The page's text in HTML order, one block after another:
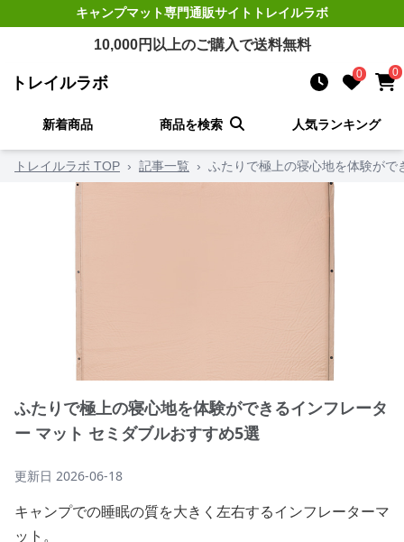
キャンプマット専門通販サイト トレイルラボ
10,000円以上のご購入で送料無料
トレイルラボ 0 0
新着商品 商品を検索 人気ランキング
トレイルラボ TOP › 記事一覧 › ふたりで極上の寝心地を体験が
ふたりで極上の寝心地を体験ができるインフレータ
ー マット セミダブルおすすめ5選
更新日 2026-06-18
キャンプでの睡眠の質を大きく左右するインフレーターマ
ット。